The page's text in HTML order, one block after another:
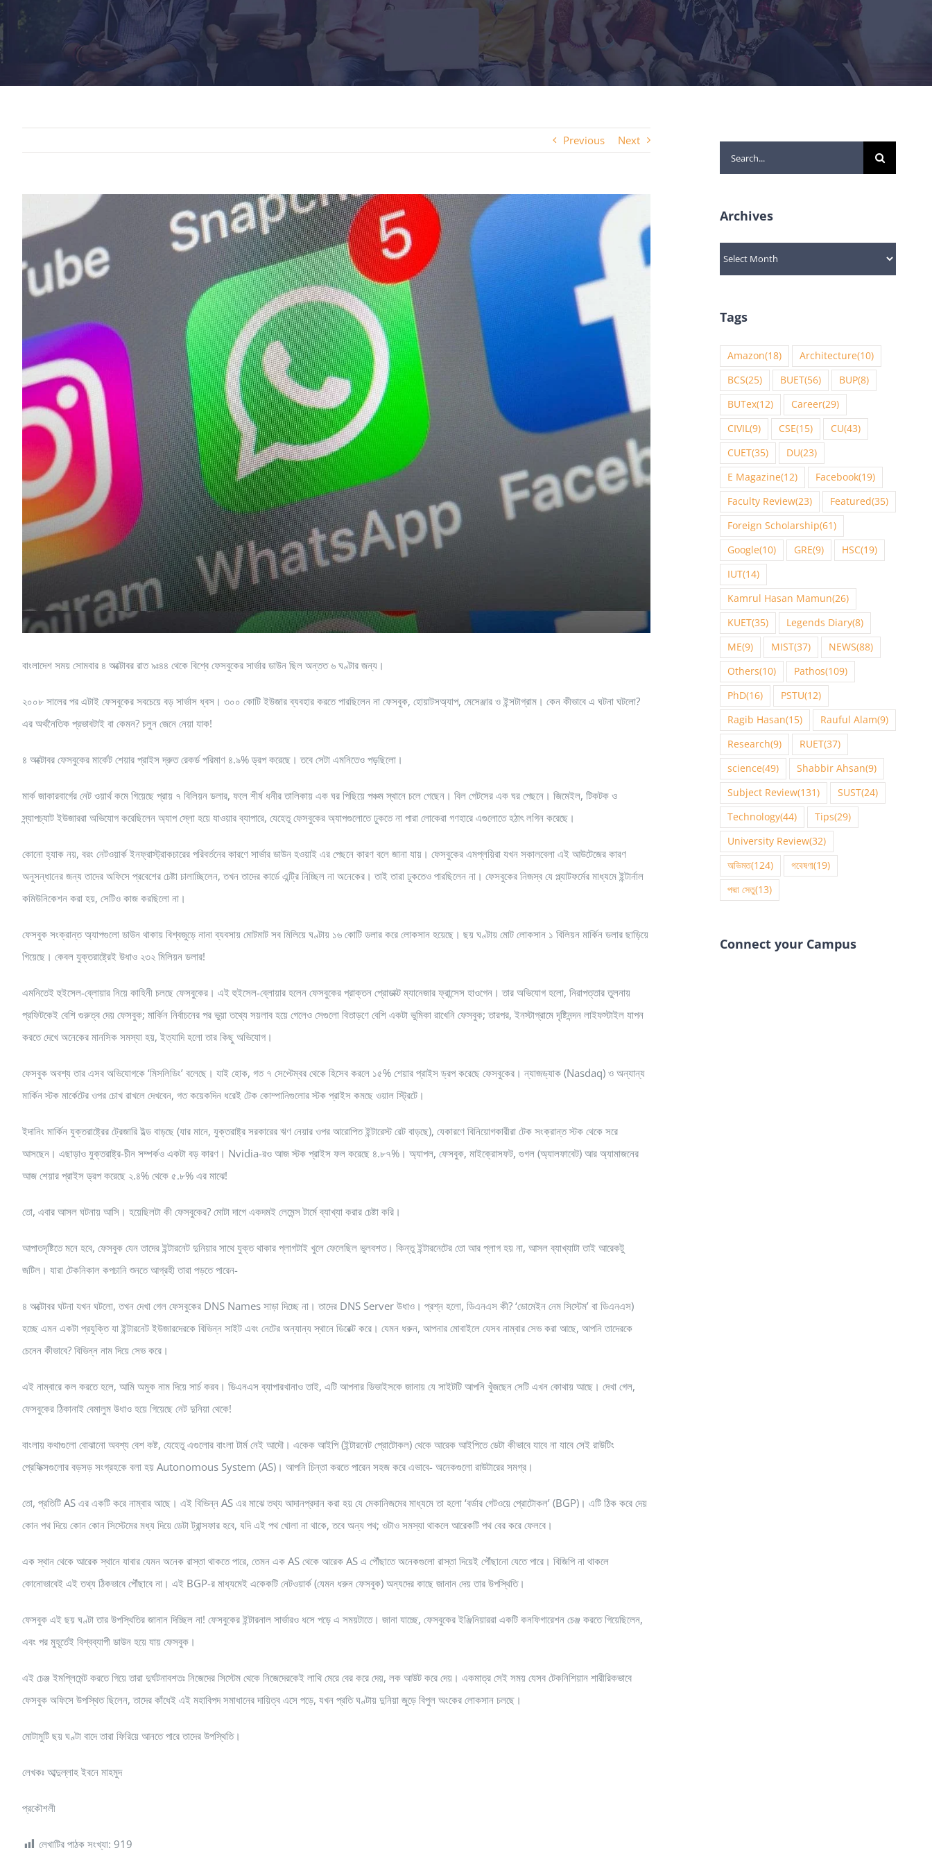
Previous Next
Larger
বাংলাদেশ সময় সোমবার ৪ অক্টোবর রাত ৯ঃ৪৪ থেকে বিশ্বে ফেসবুকের সার্ভার ডাউন ছিল অন্তত ৬ ঘণ্টার জন্য।
২০০৮ সালের পর এটাই ফেসবুকের সবচেয়ে বড় সার্ভাস ধ্বস। ৩০০ কোটি ইউজার ব্যবহার করতে পারছিলেন না ফেসবুক, হোয়াটসঅ্যাপ, মেসেঞ্জার ও ইন্সটাগ্রাম। কেন কীভাবে এ ঘটনা ঘটলো?
এর অর্থনৈতিক প্রভাবটাই বা কেমন? চলুন জেনে নেয়া যাক!
৪ অক্টোবর ফেসবুকের মার্কেট শেয়ার প্রাইস দ্রুত রেকর্ড পরিমাণ ৪.৯% ড্রপ করেছে। তবে সেটা এমনিতেও পড়ছিলো।
মার্ক জাকারবার্গের নেট ওয়ার্থ কমে গিয়েছে প্রায় ৭ বিলিয়ন ডলার, ফলে শীর্ষ ধনীর তালিকায় এক ঘর পিছিয়ে পঞ্চম স্থানে চলে গেছেন। বিল গেটসের এক ঘর পেছনে। জিমেইল, টিকটক ও
স্ন্যাপচ্যাট ইউজাররা অভিযোগ করেছিলেন অ্যাপ স্লো হয়ে যাওয়ার ব্যাপারে, যেহেতু ফেসবুকের অ্যাপগুলোতে ঢুকতে না পারা লোকেরা গণহারে এগুলোতে হঠাৎ লগিন করেছে।
কোনো হ্যাক নয়, বরং নেটওয়ার্ক ইনফ্রাস্ট্রাকচারের পরিবর্তনের কারণে সার্ভার ডাউন হওয়াই এর পেছনে কারণ বলে জানা যায়। ফেসবুকের এমপ্লয়িরা যখন সকালবেলা এই আউটেজের কারণ
অনুসন্ধানের জন্য তাদের অফিসে প্রবেশের চেষ্টা চালাচ্ছিলেন, তখন তাদের কার্ডে এন্ট্রি নিচ্ছিল না অনেকের। তাই তারা ঢুকতেও পারছিলেন না। ফেসবুকের নিজস্ব যে প্ল্যাটফর্মের মাধ্যমে ইন্টার্নাল
কমিউনিকেশন করা হয়, সেটিও কাজ করছিলো না।
ফেসবুক সংক্রান্ত অ্যাপগুলো ডাউন থাকায় বিশ্বজুড়ে নানা ব্যবসায় মোটমাট সব মিলিয়ে ঘণ্টায় ১৬ কোটি ডলার করে লোকসান হয়েছে। ছয় ঘণ্টায় মোট লোকসান ১ বিলিয়ন মার্কিন ডলার ছাড়িয়ে
গিয়েছে। কেবল যুক্তরাষ্ট্রেই উধাও ২৩২ মিলিয়ন ডলার!
এমনিতেই হুইসেল-ব্লোয়ার নিয়ে কাহিনী চলছে ফেসবুকের। এই হুইসেল-ব্লোয়ার হলেন ফেসবুকের প্রাক্তন প্রোডাক্ট ম্যানেজার ফ্রান্সেস হাওগেন। তার অভিযোগ হলো, নিরাপত্তার তুলনায়
প্রফিটকেই বেশি গুরুত্ব দেয় ফেসবুক; মার্কিন নির্বাচনের পর ভুয়া তথ্যে সয়লাব হয়ে গেলেও সেগুলো বিতাড়ণে বেশি একটা ভুমিকা রাখেনি ফেসবুক; তারপর, ইনস্টাগ্রামে দৃষ্টিনন্দন লাইফস্টাইল যাপন
করতে দেখে অনেকের মানসিক সমস্যা হয়, ইত্যাদি হলো তার কিছু অভিযোগ।
ফেসবুক অবশ্য তার এসব অভিযোগকে ‘মিসলিডিং’ বলেছে। যাই হোক, গত ৭ সেপ্টেম্বর থেকে হিসেব করলে ১৫% শেয়ার প্রাইস ড্রপ করেছে ফেসবুকের। ন্যাজড্যাক (Nasdaq) ও অন্যান্য
মার্কিন স্টক মার্কেটের ওপর চোখ রাখলে দেখবেন, গত কয়েকদিন ধরেই টেক কোম্পানিগুলোর স্টক প্রাইস কমছে ওয়াল স্ট্রিটে।
ইদানিং মার্কিন যুক্তরাষ্ট্রের ট্রেজারি ইল্ড বাড়ছে (যার মানে, যুক্তরাষ্ট্র সরকারের ঋণ নেয়ার ওপর আরোপিত ইন্টারেস্ট রেট বাড়ছে), যেকারণে বিনিয়োগকারীরা টেক সংক্রান্ত স্টক থেকে সরে
আসছেন। এছাড়াও যুক্তরাষ্ট্র-চীন সম্পর্কও একটা বড় কারণ। Nvidia-রও আজ স্টক প্রাইস ফল করেছে ৪.৮৭%। অ্যাপল, ফেসবুক, মাইক্রোসফট, গুগল (অ্যালফাবেট) আর অ্যামাজনের
আজ শেয়ার প্রাইস ড্রপ করেছে ২.৪% থেকে ৫.৮% এর মাঝে!
তো, এবার আসল ঘটনায় আসি। হয়েছিলটা কী ফেসবুকের? মোটা দাগে একদমই লেমেন্স টার্মে ব্যাখ্যা করার চেষ্টা করি।
আপাতদৃষ্টিতে মনে হবে, ফেসবুক যেন তাদের ইন্টারনেট দুনিয়ার সাথে যুক্ত থাকার প্লাগটাই খুলে ফেলেছিল ভুলবশত। কিন্তু ইন্টারনেটের তো আর প্লাগ হয় না, আসল ব্যাখ্যাটা তাই আরেকটু
জটিল। যারা টেকনিকাল কপচানি শুনতে আগ্রহী তারা পড়তে পারেন-
৪ অক্টোবর ঘটনা যখন ঘটলো, তখন দেখা গেল ফেসবুকের DNS Names সাড়া দিচ্ছে না। তাদের DNS Server উধাও। প্রশ্ন হলো, ডিএনএস কী? ‘ডোমেইন নেম সিস্টেম’ বা ডিএনএস)
হচ্ছে এমন একটা প্রযুক্তি যা ইন্টারনেট ইউজারদেরকে বিভিন্ন সাইট এবং নেটের অন্যান্য স্থানে ডিরেক্ট করে। যেমন ধরুন, আপনার মোবাইলে যেসব নাম্বার সেভ করা আছে, আপনি তাদেরকে
চেনেন কীভাবে? বিভিন্ন নাম দিয়ে সেভ করে।
এই নাম্বারে কল করতে হলে, আমি অমুক নাম দিয়ে সার্চ করব। ডিএনএস ব্যাপারখানাও তাই, এটি আপনার ডিভাইসকে জানায় যে সাইটটি আপনি খুঁজছেন সেটি এখন কোথায় আছে। দেখা গেল,
ফেসবুকের ঠিকানাই বেমালুম উধাও হয়ে গিয়েছে নেট দুনিয়া থেকে!
বাংলায় কথাগুলো বোঝানো অবশ্য বেশ কষ্ট, যেহেতু এগুলোর বাংলা টার্ম নেই আদৌ। একেক আইপি (ইন্টারনেট প্রোটোকল) থেকে আরেক আইপিতে ডেটা কীভাবে যাবে না যাবে সেই রাউটিং
প্রেফিক্সগুলোর বড়সড় সংগ্রহকে বলা হয় Autonomous System (AS)। আপনি চিন্তা করতে পারেন সহজ করে এভাবে- অনেকগুলো রাউটারের সমগ্র।
তো, প্রতিটি AS এর একটি করে নাম্বার আছে। এই বিভিন্ন AS এর মাঝে তথ্য আদানপ্রদান করা হয় যে মেকানিজমের মাধ্যমে তা হলো ‘বর্ডার গেটওয়ে প্রোটোকল’ (BGP)। এটি ঠিক করে দেয়
কোন পথ দিয়ে কোন কোন সিস্টেমের মধ্য দিয়ে ডেটা ট্রান্সফার হবে, যদি এই পথ খোলা না থাকে, তবে অন্য পথ; ওটাও সমস্যা থাকলে আরেকটি পথ বের করে ফেলবে।
এক স্থান থেকে আরেক স্থানে যাবার যেমন অনেক রাস্তা থাকতে পারে, তেমন এক AS থেকে আরেক AS এ পৌঁছাতে অনেকগুলো রাস্তা দিয়েই পৌঁছানো যেতে পারে। বিজিপি না থাকলে
কোনোভাবেই এই তথ্য ঠিকভাবে পৌঁছাবে না। এই BGP-র মাধ্যমেই একেকটি নেটওয়ার্ক (যেমন ধরুন ফেসবুক) অন্যদের কাছে জানান দেয় তার উপস্থিতি।
ফেসবুক এই ছয় ঘণ্টা তার উপস্থিতির জানান দিচ্ছিল না! ফেসবুকের ইন্টারনাল সার্ভারও ধসে পড়ে এ সময়টাতে। জানা যাচ্ছে, ফেসবুকের ইঞ্জিনিয়াররা একটি কনফিগারেশন চেঞ্জ করতে গিয়েছিলেন,
এবং পর মুহূর্তেই বিশ্বব্যাপী ডাউন হয়ে যায় ফেসবুক।
এই চেঞ্জ ইমপ্লিমেন্ট করতে গিয়ে তারা দুর্ঘটনাবশতঃ নিজেদের সিস্টেম থেকে নিজেদেরকেই লাথি মেরে বের করে দেয়, লক আউট করে দেয়। একমাত্র সেই সময় যেসব টেকনিশিয়ান শারীরিকভাবে
ফেসবুক অফিসে উপস্থিত ছিলেন, তাদের কাঁধেই এই মহাবিপদ সমাধানের দায়িত্ব এসে পড়ে, যখন প্রতি ঘণ্টায় দুনিয়া জুড়ে বিপুল অংকের লোকসান চলছে।
মোটামুটি ছয় ঘণ্টা বাদে তারা ফিরিয়ে আনতে পারে তাদের উপস্থিতি।
লেখকঃ আব্দুল্লাহ ইবনে মাহমুদ
প্রকৌশলী
লেখাটির পাঠক সংখ্যা: 919
Search
for:
Archives
Archives
Tags
Amazon(18) Architecture(10)
BCS(25) BUET(56) BUP(8)
BUTex(12) Career(29)
CIVIL(9) CSE(15) CU(43)
CUET(35) DU(23)
E Magazine(12) Facebook(19)
Faculty Review(23) Featured(35)
Foreign Scholarship(61)
Google(10) GRE(9) HSC(19)
IUT(14)
Kamrul Hasan Mamun(26)
KUET(35) Legends Diary(8)
ME(9) MIST(37) NEWS(88)
Others(10) Pathos(109)
PhD(16) PSTU(12)
Ragib Hasan(15) Rauful Alam(9)
Research(9) RUET(37)
science(49) Shabbir Ahsan(9)
Subject Review(131) SUST(24)
Technology(44) Tips(29)
University Review(32)
অভিমত(124) গবেষণা(19)
পদ্মা সেতু(13)
Connect your Campus